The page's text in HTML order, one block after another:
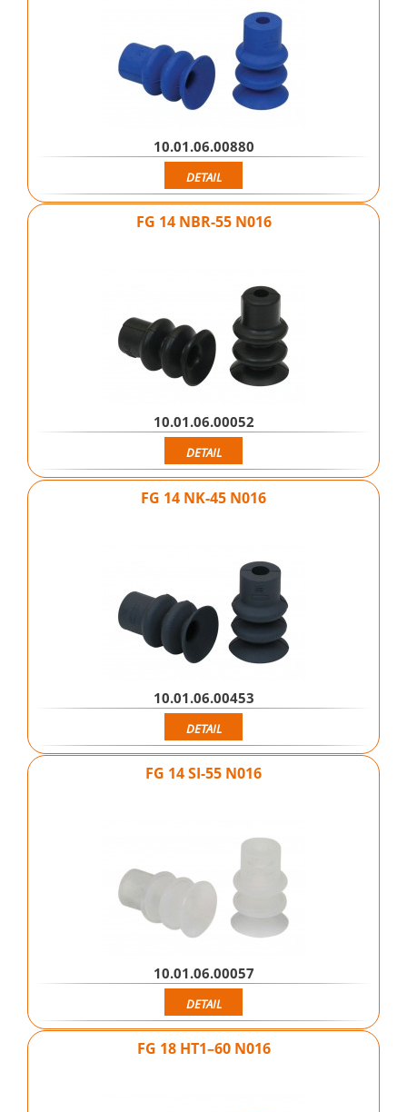
10.01.06.00880
DETAIL
FG 14 NBR-55 N016
10.01.06.00052
DETAIL
FG 14 NK-45 N016
10.01.06.00453
DETAIL
FG 14 SI-55 N016
10.01.06.00057
DETAIL
FG 18 HT1–60 N016